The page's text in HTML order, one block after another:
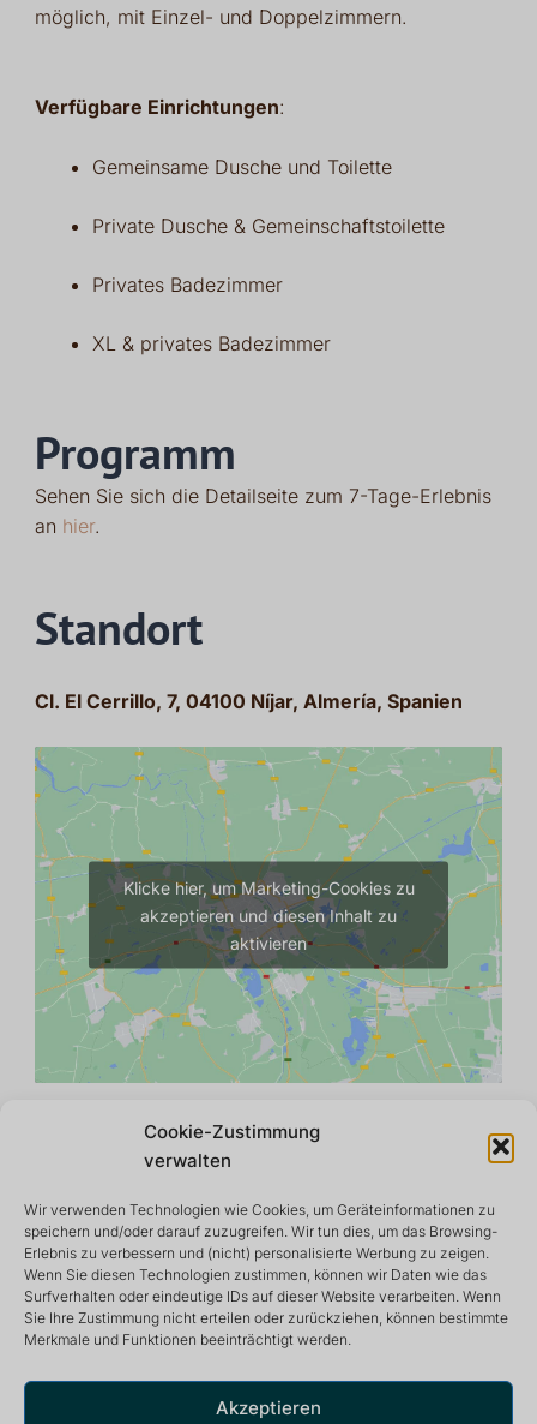
Cookie-Zustimmung
verwalten
Wir verwenden Technologien wie Cookies, um Geräteinformationen zu
speichern und/oder darauf zuzugreifen. Wir tun dies, um das Browsing-
Erlebnis zu verbessern und (nicht) personalisierte Werbung zu zeigen.
Wenn Sie diesen Technologien zustimmen, können wir Daten wie das
Surfverhalten oder eindeutige IDs auf dieser Website verarbeiten. Wenn
Sie Ihre Zustimmung nicht erteilen oder zurückziehen, können bestimmte
Merkmale und Funktionen beeinträchtigt werden.
Akzeptieren
möglich, mit Einzel- und Doppelzimmern.
Verfügbare Einrichtungen:
Gemeinsame Dusche und Toilette
Private Dusche & Gemeinschaftstoilette
Privates Badezimmer
XL & privates Badezimmer
Programm
Sehen Sie sich die Detailseite zum 7-Tage-Erlebnis
an hier.
Standort
Cl. El Cerrillo, 7, 04100 Níjar, Almería, Spanien
Klicke hier, um Marketing-Cookies zu
akzeptieren und diesen Inhalt zu
aktivieren
Rückzugs- und Meditationszentrum, das eine friedliche